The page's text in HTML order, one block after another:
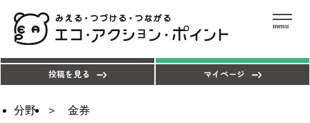
menu
投稿を見る
マイページ
分野 金券